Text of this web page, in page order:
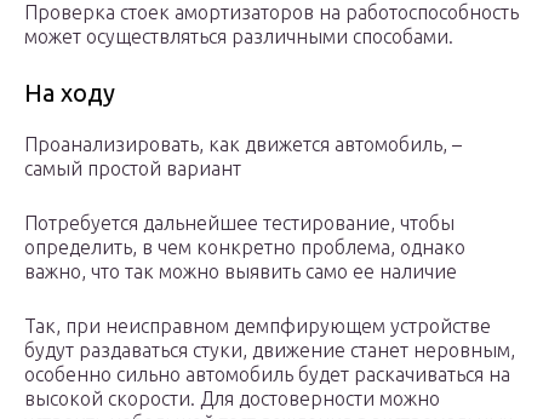
Проверка стоек амортизаторов на работоспособность
может осуществляться различными способами.
На ходу
Проанализировать, как движется автомобиль, –
самый простой вариант
Потребуется дальнейшее тестирование, чтобы
определить, в чем конкретно проблема, однако
важно, что так можно выявить само ее наличие
Так, при неисправном демпфирующем устройстве
будут раздаваться стуки, движение станет неровным,
особенно сильно автомобиль будет раскачиваться на
высокой скорости. Для достоверности можно